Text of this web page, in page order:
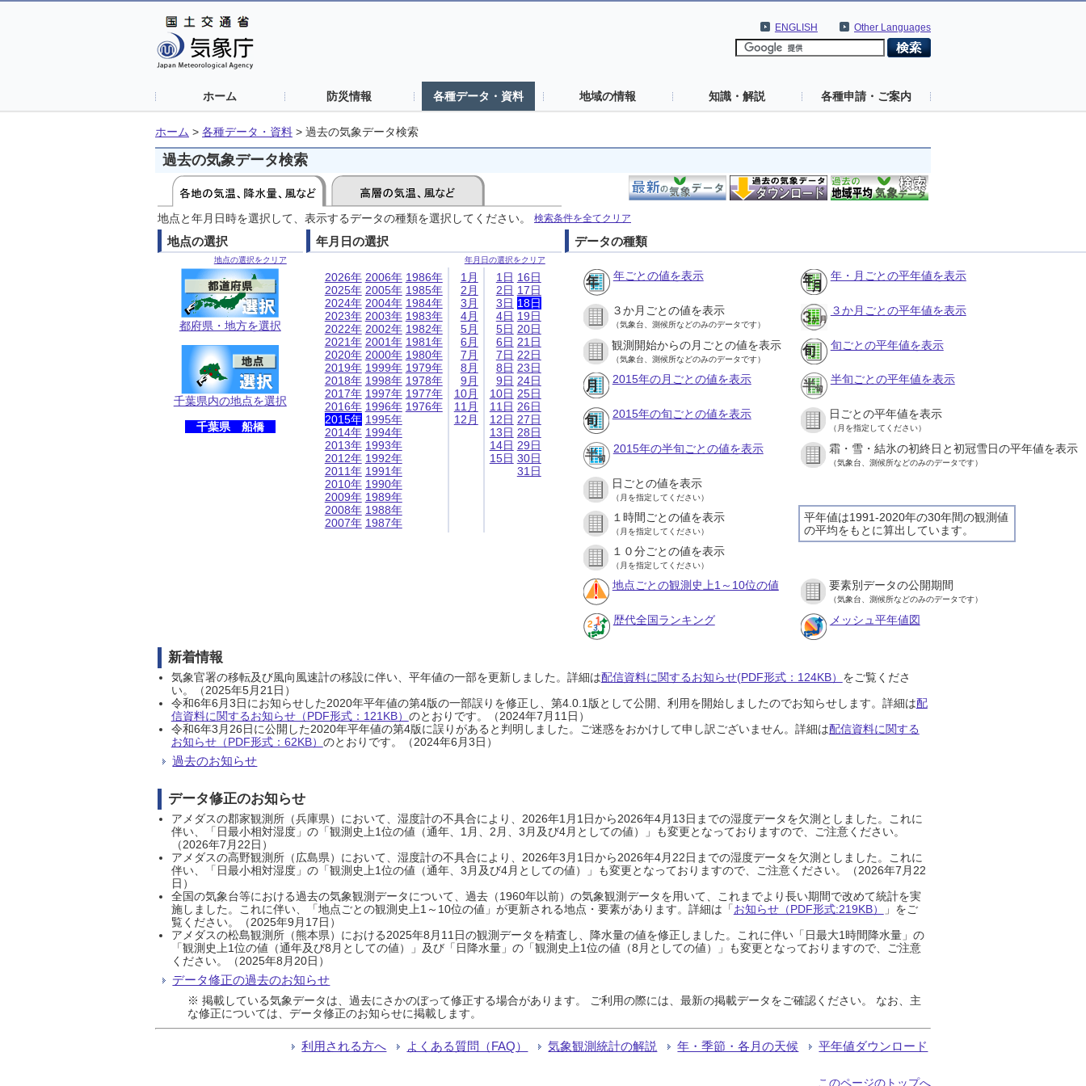
Other Languages
ENGLISH
ホーム 防災情報 各種データ・資料 地域の情報 知識・解説 各種申請・ご案内
ホーム > 各種データ・資料 > 過去の気象データ検索
過去の気象データ検索
地点と年月日時を選択して、表示するデータの種類を選択してください。 検索条件を全てクリア
地点の選択
地点の選択をクリア
都府県・地方を選択
千葉県内の地点を選択
千葉県 船橋
年月日の選択
年月日の選択をクリア
2026年
2025年
2024年
2023年
2022年
2021年
2020年
2019年
2018年
2017年
2016年
2015年
2014年
2013年
2012年
2011年
2010年
2009年
2008年
2007年
2006年
2005年
2004年
2003年
2002年
2001年
2000年
1999年
1998年
1997年
1996年
1995年
1994年
1993年
1992年
1991年
1990年
1989年
1988年
1987年
1986年
1985年
1984年
1983年
1982年
1981年
1980年
1979年
1978年
1977年
1976年
1月
2月
3月
4月
5月
6月
7月
8月
9月
10月
11月
12月
1日
2日
3日
4日
5日
6日
7日
8日
9日
10日
11日
12日
13日
14日
15日
16日
17日
18日
19日
20日
21日
22日
23日
24日
25日
26日
27日
28日
29日
30日
31日
データの種類
年ごとの値を表示 年・月ごとの平年値を表示
３か月ごとの値を表示
（気象台、測候所などのみのデータです）
３か月ごとの平年値を表示
観測開始からの月ごとの値を表示
（気象台、測候所などのみのデータです）
旬ごとの平年値を表示
2015年の月ごとの値を表示 半旬ごとの平年値を表示
2015年の旬ごとの値を表示 日ごとの平年値を表示
（月を指定してください）
2015年の半旬ごとの値を表示 霜・雪・結氷の初終日と初冠雪日の平年値を表示
（気象台、測候所などのみのデータです）
日ごとの値を表示
（月を指定してください）
平年値は1991-2020年の30年間の観測値
の平均をもとに算出しています。
１時間ごとの値を表示
（月を指定してください）
１０分ごとの値を表示
（月を指定してください）
地点ごとの観測史上1～10位の値 要素別データの公開期間
（気象台、測候所などのみのデータです）
歴代全国ランキング メッシュ平年値図
新着情報
気象官署の移転及び風向風速計の移設に伴い、平年値の一部を更新しました。詳細は配信資料に関するお知らせ(PDF形式：124KB） をご覧くださ
い。（2025年5月21日）
令和6年6月3日にお知らせした2020年平年値の第4版の一部誤りを修正し、第4.0.1版として公開、利用を開始しましたのでお知らせします。詳細は配
信資料に関するお知らせ（PDF形式：121KB） のとおりです。（2024年7月11日）
令和6年3月26日に公開した2020年平年値の第4版に誤りがあると判明しました。ご迷惑をおかけして申し訳ございません。詳細は配信資料に関する
お知らせ（PDF形式：62KB） のとおりです。（2024年6月3日）
過去のお知らせ
データ修正のお知らせ
アメダスの郡家観測所（兵庫県）において、湿度計の不具合により、2026年1月1日から2026年4月13日までの湿度データを欠測としました。これに
伴い、「日最小相対湿度」の「観測史上1位の値（通年、1月、2月、3月及び4月としての値）」も変更となっておりますので、ご注意ください。
（2026年7月22日）
アメダスの高野観測所（広島県）において、湿度計の不具合により、2026年3月1日から2026年4月22日までの湿度データを欠測としました。これに
伴い、「日最小相対湿度」の「観測史上1位の値（通年、3月及び4月としての値）」も変更となっておりますので、ご注意ください。（2026年7月22
日）
全国の気象台等における過去の気象観測データについて、過去（1960年以前）の気象観測データを用いて、これまでより長い期間で改めて統計を実
施しました。これに伴い、「地点ごとの観測史上1～10位の値」が更新される地点・要素があります。詳細は「お知らせ（PDF形式:219KB）
」をご
覧ください。（2025年9月17日）
アメダスの松島観測所（熊本県）における2025年8月11日の観測データを精査し、降水量の値を修正しました。これに伴い「日最大1時間降水量」の
「観測史上1位の値（通年及び8月としての値）」及び「日降水量」の「観測史上1位の値（8月としての値）」も変更となっておりますので、ご注意
ください。（2025年8月20日）
データ修正の過去のお知らせ
※ 掲載している気象データは、過去にさかのぼって修正する場合があります。 ご利用の際には、最新の掲載データをご確認ください。 なお、主
な修正については、データ修正のお知らせに掲載します。
利用される方へ よくある質問（FAQ） 気象観測統計の解説 年・季節・各月の天候 平年値ダウンロード
このページのトップへ